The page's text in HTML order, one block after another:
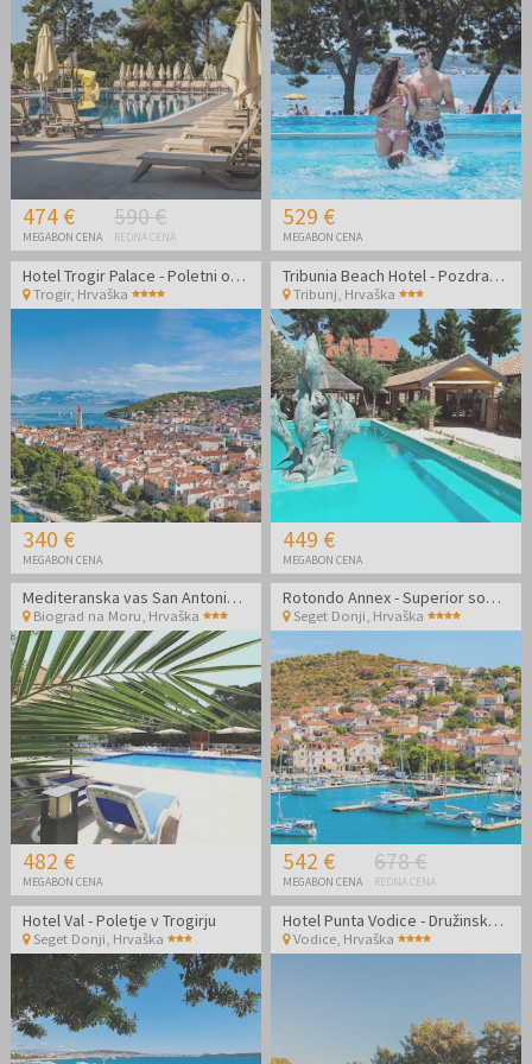
474 €
MEGABON CENA
590 €
REDNA CENA
529 €
MEGABON CENA
Hotel Trogir Palace - Poletni oddih v Dalmaciji
Trogir, Hrvaška
340 €
MEGABON CENA
Tribunia Beach Hotel - Pozdrav poletju v Tribunju
Tribunj Hrvaška
449 €
MEGABON CENA
Mediteranska vas San Antonio - September v Dalmaciji v dvoje
Biograd na Moru, Hrvaška
482 €
MEGABON CENA
Rotondo Annex - Superior soba - Poletje v Dalmaciji
Seget Donji, Hrvaška
542 €
MEGABON CENA
678 €
REDNA CENA
Hotel Val - Poletje v Trogirju
Seget Donji, Hrvaška
Hotel Punta Vodice - Družinsko all inclusive light poletje s pridihom wellnessa
Vodice, Hrvaška